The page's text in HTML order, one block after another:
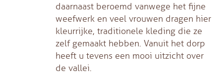
daarnaast beroemd vanwege het fijne
weefwerk en veel vrouwen dragen hier
kleurrijke, traditionele kleding die ze
zelf gemaakt hebben. Vanuit het dorp
heeft u tevens een mooi uitzicht over
de vallei.